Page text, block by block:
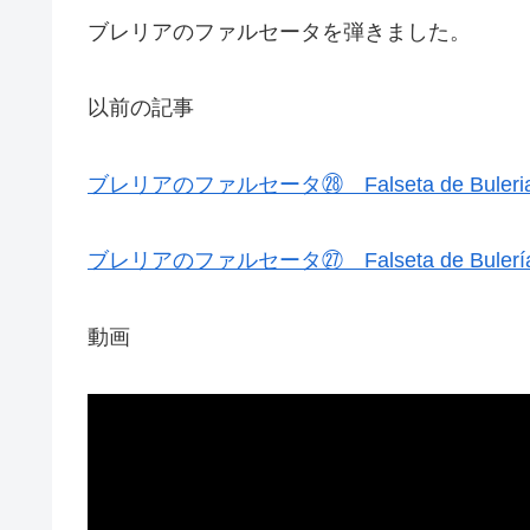
ブレリアのファルセータを弾きました。
以前の記事
ブレリアのファルセータ㉘ Falseta de
ブレリアのファルセータ㉗ Falseta de
動画